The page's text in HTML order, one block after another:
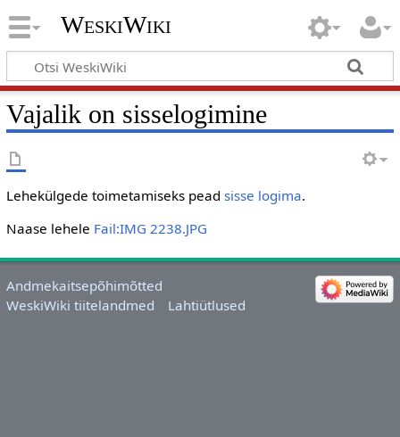
WeskiWiki
Vajalik on sisselogimine
Lehekülgede toimetamiseks pead sisse logima.
Naase lehele Fail:IMG 2238.JPG
Andmekaitsepõhimõtted
WeskiWiki tiitelandmed
Lahtiütlused